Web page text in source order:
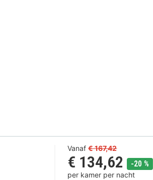
Vanaf € 167,42
€ 134,62 -20 %
per kamer per nacht